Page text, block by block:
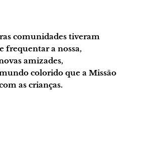
comunidades tiveram
frequentar a nossa,
amizades,
colorido que a Missão
as crianças.